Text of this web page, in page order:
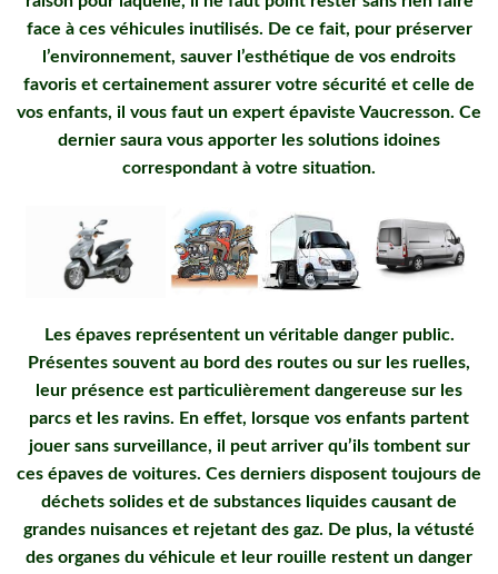
face à ces véhicules inutilisés. De ce fait, pour préserver
l’environnement, sauver l’esthétique de vos endroits
favoris et certainement assurer votre sécurité et celle de
vos enfants, il vous faut un expert épaviste Vaucresson. Ce
dernier saura vous apporter les solutions idoines
correspondant à votre situation.
Les épaves représentent un véritable danger public.
Présentes souvent au bord des routes ou sur les ruelles,
leur présence est particulièrement dangereuse sur les
parcs et les ravins. En effet, lorsque vos enfants partent
jouer sans surveillance, il peut arriver qu’ils tombent sur
ces épaves de voitures. Ces derniers disposent toujours de
déchets solides et de substances liquides causant de
grandes nuisances et rejetant des gaz. De plus, la vétusté
des organes du véhicule et leur rouille restent un danger